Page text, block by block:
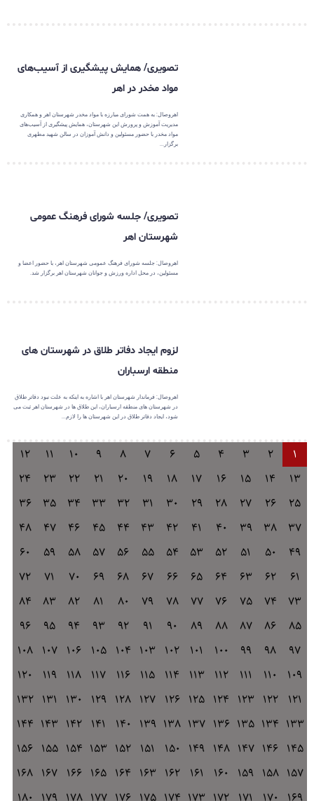
تصویری/ همایش پیشگیری از آسیب‌های
مواد مخدر در اهر
اهروصال: به همت شورای مبارزه با مواد مخدر شهرستان اهر و همکاری
مدیریت آموزش و پرورش این شهرستان، همایش پیشگیری از آسیب‌های
مواد مخدر با حضور مسئولین و دانش آموزان در سالن شهید مطهری
برگزار...
تصویری/ جلسه شورای فرهنگ عمومی
شهرستان اهر
اهروصال: جلسه شورای فرهنگ عمومی شهرستان اهر، با حضور اعضا و
مسئولین، در محل اداره ورزش و جوانان شهرستان اهر برگزار شد.
لزوم ایجاد دفاتر طلاق در شهرستان های
منطقه ارسباران
اهروصال: فرماندار شهرستان اهر با اشاره به اینکه به علت نبود دفاتر طلاق
در شهرستان های منطقه ارسباران، این طلاق ها در شهرستان اهر ثبت می
شود، ایجاد دفاتر طلاق در این شهرستان ها را لازم...
1
2
3
4
5
6
7
8
9
10
11
12
13
14
15
16
17
18
19
20
21
22
23
24
25
26
27
28
29
30
31
32
33
34
35
36
37
38
39
40
41
42
43
44
45
46
47
48
49
50
51
52
53
54
55
56
57
58
59
60
61
62
63
64
65
66
67
68
69
70
71
72
73
74
75
76
77
78
79
80
81
82
83
84
85
86
87
88
89
90
91
92
93
94
95
96
97
98
99
100
101
102
103
104
105
106
107
108
109
110
111
112
113
114
115
116
117
118
119
120
121
122
123
124
125
126
127
128
129
130
131
132
133
134
135
136
137
138
139
140
141
142
143
144
145
146
147
148
149
150
151
152
153
154
155
156
157
158
159
160
161
162
163
164
165
166
167
168